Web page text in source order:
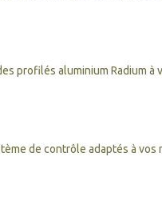
profilés aluminium Radium à
de contrôle adaptés à vos